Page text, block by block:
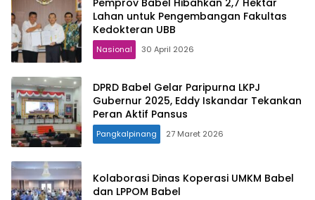
Lahan untuk Pengembangan Fakultas
Kedokteran UBB
Nasional 30 April 2026
DPRD Babel Gelar Paripurna LKPJ
Gubernur 2025, Eddy Iskandar Tekankan
Peran Aktif Pansus
Pangkalpinang 27 Maret 2026
Kolaborasi Dinas Koperasi UMKM Babel
dan LPPOM Babel